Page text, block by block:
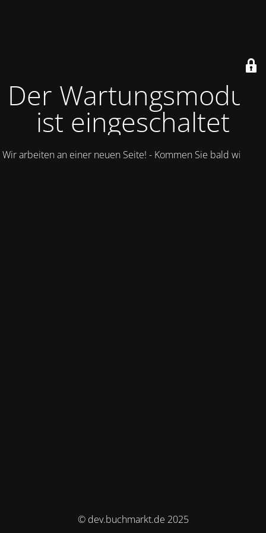
Der Wartungsmodus
ist eingeschaltet
Wir arbeiten an einer neuen Seite! - Kommen Sie bald wieder.
© dev.buchmarkt.de 2025